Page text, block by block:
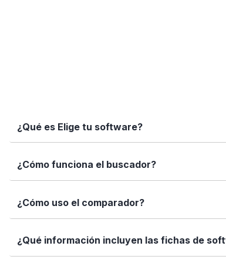
¿Qué es Elige tu software?
Elige tu software es una plataforma
informadas con datos reales, fichas completas
¿Cómo funciona el buscador?
Simplemente escribe el nombre del software,
encajan con tus necesidades.
¿Cómo uso el comparador?
Marca los softwares que te interesan y haz clic
Así puedes ver de forma rápida cuál se adapta
¿Qué información incluyen las fichas de